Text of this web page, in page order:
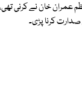
عمران خان نے کرنی تھی،
کرنا پڑی۔